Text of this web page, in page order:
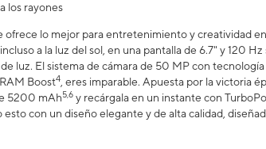
los rayones
lo mejor para entretenimiento y creatividad
a la luz del sol, en una pantalla de 6.7" y 120
luz. El sistema de cámara de 50 MP con
Boost4 , eres imparable. Apuesta por la victoria
5200 mAh5,6 y recárgala en un instante con
con un diseño elegante y de alta calidad,